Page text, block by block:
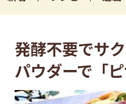
発酵不要でサ
パウダーで「